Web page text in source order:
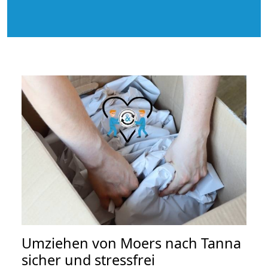
Umziehen von Moers nach Tanna
sicher und stressfrei